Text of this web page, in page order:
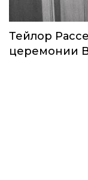
Тейлор
церемонии